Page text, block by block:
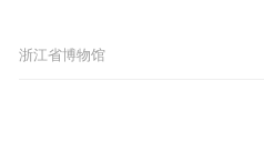
浙江省博物馆